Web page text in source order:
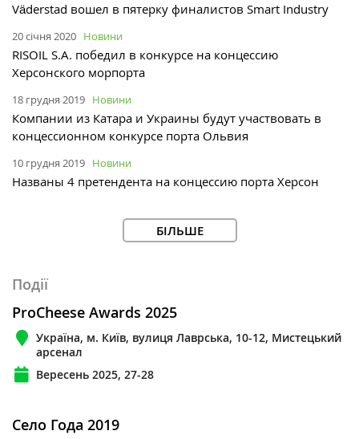
Väderstad вошел в пятерку финалистов Smart Industry
20 січня 2020 Новини
RISOIL S.A. победил в конкурсе на концессию
Херсонского морпорта
18 грудня 2019 Новини
Компании из Катара и Украины будут участвовать в
концессионном конкурсе порта Ольвия
10 грудня 2019 Новини
Названы 4 претендента на концессию порта Херсон
БІЛЬШЕ
Події
ProCheese Awards 2025
Україна, м. Київ, вулиця Лаврська, 10-12, Мистецький
арсенал
Вересень 2025, 27-28
Село Года 2019